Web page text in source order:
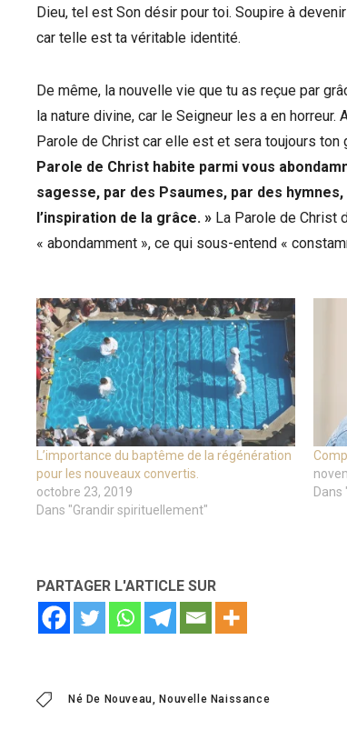
Dieu, tel est Son désir pour toi. Soupire à
car telle est ta véritable identité.
De même, la nouvelle vie que tu as reçue par
la nature divine, car le Seigneur les a en
Parole de Christ car elle est et sera toujours
Parole de Christ habite parmi vous
sagesse, par des Psaumes, par des
l’inspiration de la grâce. » La Parole de Christ
« abondamment », ce qui sous-entend «
L’importance du baptême de la régénération
pour les nouveaux convertis.
octobre 23, 2019
Dans "Grandir spirituellement"
PARTAGER L'ARTICLE SUR
Né De Nouveau Nouvelle Naissance